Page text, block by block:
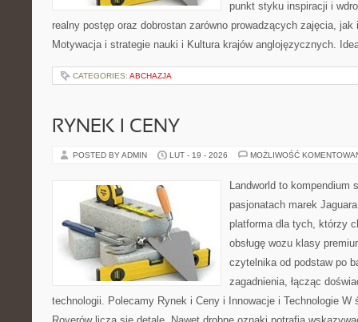
punkt styku inspiracji i
realny postęp oraz dobrostan zarówno prowadzących zajęcia,
Motywacja i strategie nauki i Kultura krajów anglojęzycznych.
CATEGORIES: ABCHAZJA
RYNEK I CENY
POSTED BY ADMIN LUT - 19 - 2026 MOŻLIWOŚĆ
Landworld to kompendium
pasjonatach marek
platforma dla tych, którzy
obsługę wozu klasy
czytelnika od podstaw po
zagadnienia, łącząc
technologii. Polecamy Rynek i Ceny i Innowacje i Technologie W